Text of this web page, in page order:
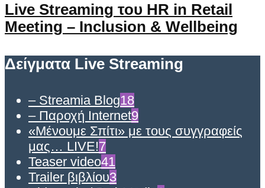
Live Streaming του HR in Retail
Meeting – Inclusion & Wellbeing
Δείγματα Live Streaming
– Streamia Blog18
– Παροχή Internet9
«Μένουμε Σπίτι» με τους συγγραφείς
μας… LIVE!7
Teaser video41
Trailer βιβλίου3